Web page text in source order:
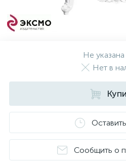
Не
Нет в
Сообщить о